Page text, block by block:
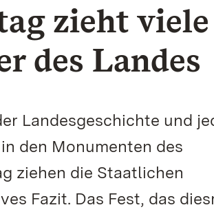
zieht viele
des Landes
Landesgeschichte und
den Monumenten des
ziehen die Staatlichen
Fazit. Das Fest, das